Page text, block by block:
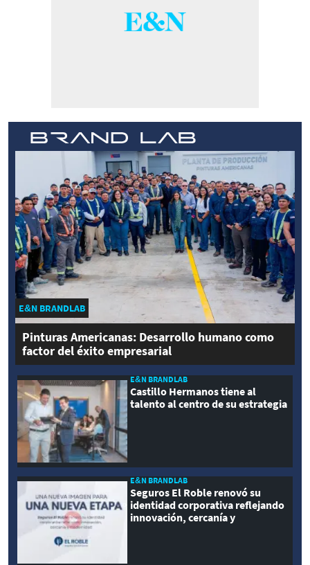
E&N BRANDLAB
Pinturas Americanas: Desarrollo humano como
factor del éxito empresarial
E&N BRANDLAB
Castillo Hermanos tiene al
talento al centro de su estrategia
E&N BRANDLAB
Seguros El Roble renovó su
identidad corporativa reflejando
innovación, cercanía y